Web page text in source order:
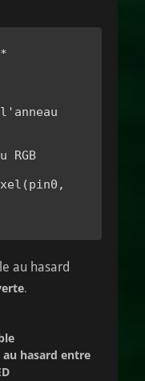
au hasard
.
au hasard entre